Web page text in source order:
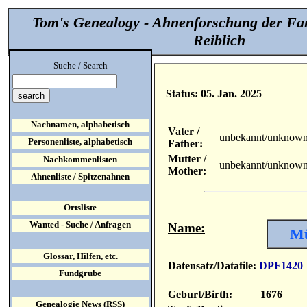
Tom's Genealogy - Ahnenforschung der
Reiblich
Status: 05. Jan. 2025
Vater /
Father:
unbekannt/
Mutter /
Mother:
unbekannt/
Name:
Datensatz/Datafile: DPF1420
Geburt/Birth:
1676
Suche / Search
Nachnamen, alphabetisch
Personenliste, alphabetisch
Nachkommenlisten
Ahnenliste / Spitzenahnen
Ortsliste
Wanted - Suche / Anfragen
Glossar, Hilfen, etc.
Fundgrube
Genealogie News (RSS)